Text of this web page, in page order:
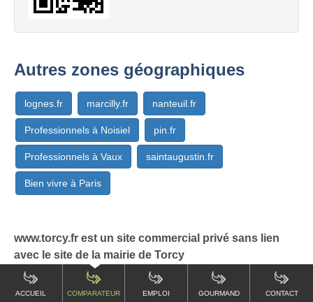
ACCUEIL COMPARATEUR EMPLOI GOURMAND CONTACT
Autres zones géographiques
lognes.fr marcilly.fr nanteuil.fr
Professionnels à Noisiel pin.fr
Professionnels à Vaux saintaugustin.fr
Bien vivre à Paris
www.torcy.fr est un site commercial privé sans lien
avec le site de la mairie de Torcy